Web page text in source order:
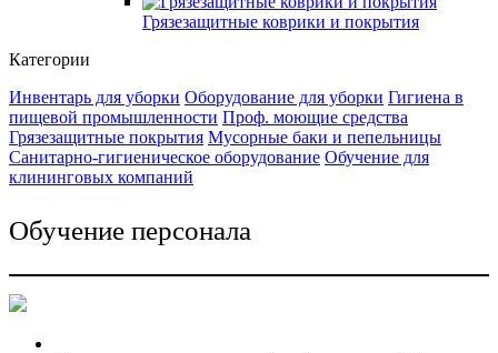
Грязезащитные коврики и покрытия
Категории
Инвентарь для уборки Оборудование для уборки Гигиена в
пищевой промышленности Проф. моющие средства
Грязезащитные покрытия Мусорные баки и пепельницы
Санитарно-гигиеническое оборудование Обучение для
клининговых компаний
Обучение персонала